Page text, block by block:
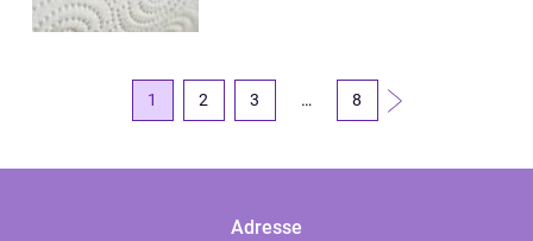
1 2 3 … 8
Adresse